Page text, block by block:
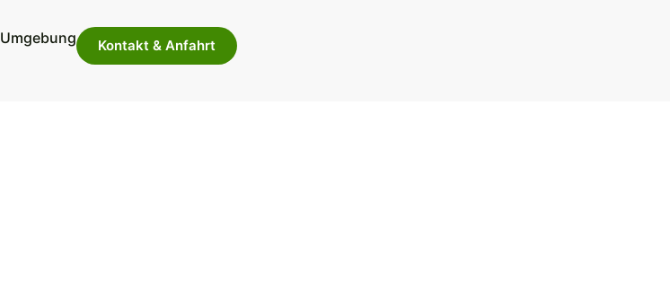
Umgebung Kontakt & Anfahrt